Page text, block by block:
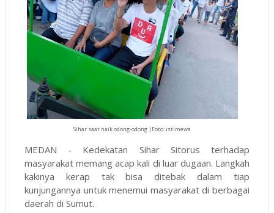
Sihar saat naik odong-odong |Foto: istimewa
MEDAN - Kedekatan Sihar Sitorus terhadap
masyarakat memang acap kali di luar dugaan. Langkah
kakinya kerap tak bisa ditebak dalam tiap
kunjungannya untuk menemui masyarakat di berbagai
daerah di Sumut.